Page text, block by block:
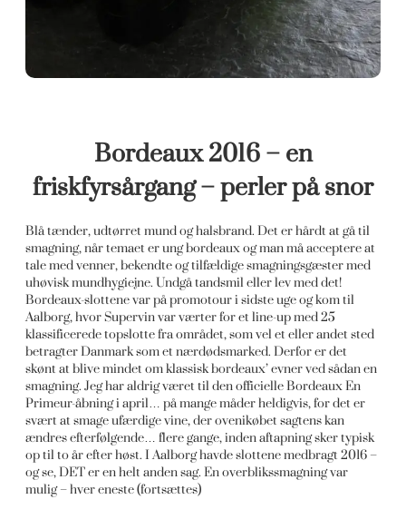
Bordeaux 2016 – en
friskfyrsårgang – perler på snor
Blå tænder, udtørret mund og halsbrand. Det er hårdt at gå til
smagning, når temaet er ung bordeaux og man må acceptere at
tale med venner, bekendte og tilfældige smagningsgæster med
uhøvisk mundhygiejne. Undgå tandsmil eller lev med det!
Bordeaux-slottene var på promotour i sidste uge og kom til
Aalborg, hvor Supervin var værter for et line-up med 25
klassificerede topslotte fra området, som vel et eller andet sted
betragter Danmark som et nærdødsmarked. Derfor er det
skønt at blive mindet om klassisk bordeaux’ evner ved sådan en
smagning. Jeg har aldrig været til den officielle Bordeaux En
Primeur-åbning i april… på mange måder heldigvis, for det er
svært at smage ufærdige vine, der ovenikøbet sagtens kan
ændres efterfølgende… flere gange, inden aftapning sker typisk
op til to år efter høst. I Aalborg havde slottene medbragt 2016 –
og se, DET er en helt anden sag. En overblikssmagning var
mulig – hver eneste (fortsættes)